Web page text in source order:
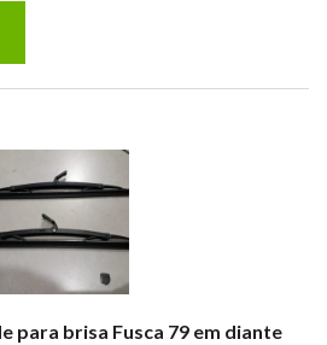
para brisa Fusca 79 em diante